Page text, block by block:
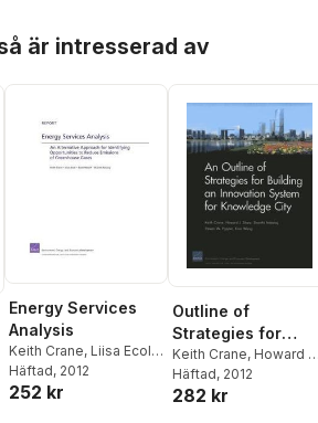
S Moini
Oglu Aliyev,Fadia
Afashe
är intresserad av
Energy Services
Analysis
Keith Crane, Liisa Ecola ,
Scott Hassell
Nataraj
Häftad, 2012
252 kr
Outline of
Strategies for
Building an
Innovation System
for Knowledge
Keith Crane, Howard J.
Shatz,Shanthi Nataraj
Steven W. Popper
Häftad, 2012
282 kr